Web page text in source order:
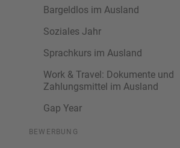
Bargeldlos im Ausland
Soziales Jahr
Sprachkurs im Ausland
Work & Travel: Dokumente und
Zahlungsmittel im Ausland
Gap Year
BEWERBUNG